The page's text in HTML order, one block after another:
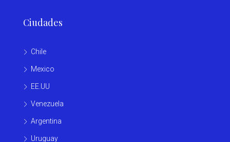
Ciudades
Chile
Mexico
EE.UU
Venezuela
Argentina
Uruguay